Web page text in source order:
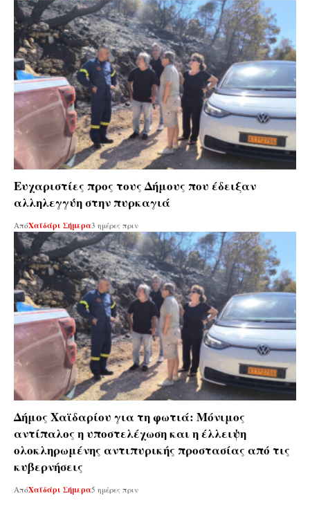
Ευχαριστίες προς τους Δήμους που έδειξαν
αλληλεγγύη στην πυρκαγιά
ΑπόΧαϊδάρι Σήμερα3 ημέρες πριν
Δήμος Χαϊδαρίου για τη φωτιά: Μόνιμος
αντίπαλος η υποστελέχωση και η έλλειψη
ολοκληρωμένης αντιπυρικής προστασίας από τις
κυβερνήσεις
ΑπόΧαϊδάρι Σήμερα5 ημέρες πριν